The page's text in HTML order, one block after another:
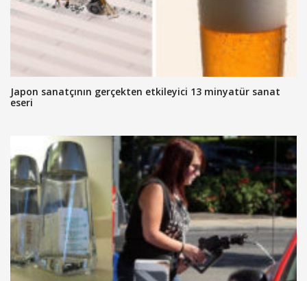
Japon sanatçının gerçekten etkileyici 13 minyatür sanat
eseri